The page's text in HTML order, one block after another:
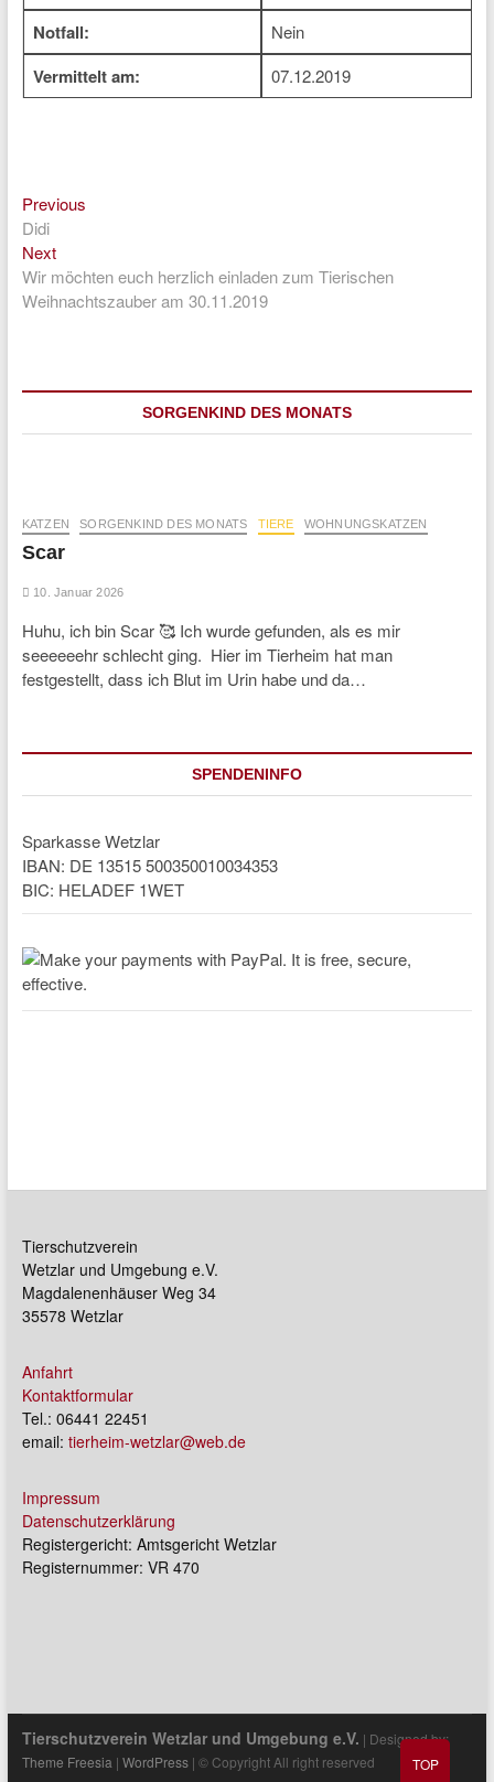
Notfall: Nein
Vermittelt am: 07.12.2019
Beitragsnavigation
PreviousPrevious
Didi
NextNext
post:
Wir möchten euch herzlich einladen zum Tierischen
Weihnachtszauber am 30.11.2019
SORGENKIND DES MONATS
KATZEN SORGENKIND DES MONATS TIERE WOHNUNGSKATZEN
Scar
10. Januar 2026
Huhu, ich bin Scar 🥰 Ich wurde gefunden, als es mir
seeeeeehr schlecht ging. Hier im Tierheim hat man
festgestellt, dass ich Blut im Urin habe und da…
SPENDENINFO
Sparkasse Wetzlar
IBAN: DE 13515 500350010034353
BIC: HELADEF 1WET
Tierschutzverein
Wetzlar und Umgebung e.V.
Magdalenenhäuser Weg 34
35578 Wetzlar
Anfahrt
Kontaktformular
Tel.: 06441 22451
email: tierheim-wetzlar@web.de
Impressum
Datenschutzerklärung
Registergericht: Amtsgericht Wetzlar
Registernummer: VR 470
Tierschutzverein Wetzlar und Umgebung e.V. | Designed by:
Theme Freesia | WordPress| © Copyright All right reserved TOP